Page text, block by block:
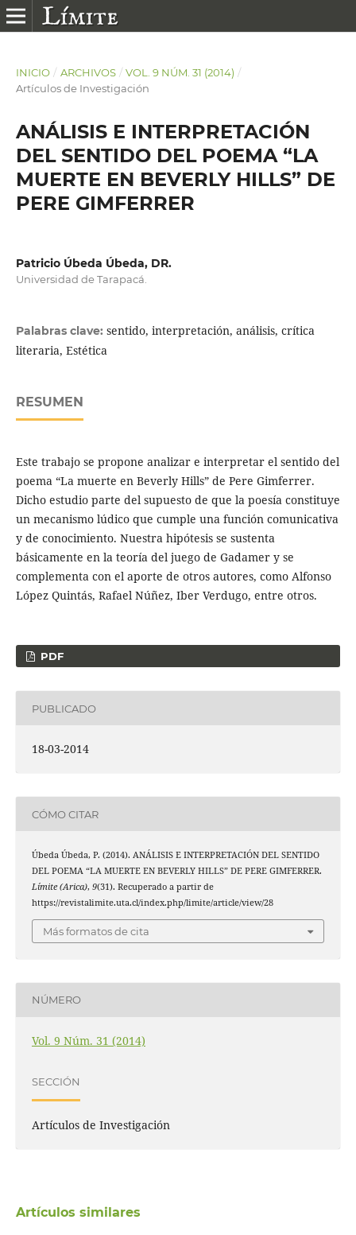
INICIO / ARCHIVOS / VOL. 9 NÚM. 31 (2014) /
Artículos de Investigación
ANÁLISIS E INTERPRETACIÓN
DEL SENTIDO DEL POEMA “LA
MUERTE EN BEVERLY HILLS” DE
PERE GIMFERRER
Patricio Úbeda Úbeda, DR.
Universidad de Tarapacá.
Palabras clave: sentido, interpretación, análisis, crítica
literaria, Estética
RESUMEN
Este trabajo se propone analizar e interpretar el sentido del
poema “La muerte en Beverly Hills” de Pere Gimferrer.
Dicho estudio parte del supuesto de que la poesía constituye
un mecanismo lúdico que cumple una función comunicativa
y de conocimiento. Nuestra hipótesis se sustenta
básicamente en la teoría del juego de Gadamer y se
complementa con el aporte de otros autores, como Alfonso
López Quintás, Rafael Núñez, Iber Verdugo, entre otros.
PDF
PUBLICADO
18-03-2014
CÓMO CITAR
Úbeda Úbeda, P. (2014). ANÁLISIS E INTERPRETACIÓN DEL SENTIDO
DEL POEMA “LA MUERTE EN BEVERLY HILLS” DE PERE GIMFERRER.
Límite (Arica), 9(31). Recuperado a partir de
https://revistalimite.uta.cl/index.php/limite/article/view/28
Más formatos de cita
NÚMERO
Vol. 9 Núm. 31 (2014)
SECCIÓN
Artículos de Investigación
Artículos similares